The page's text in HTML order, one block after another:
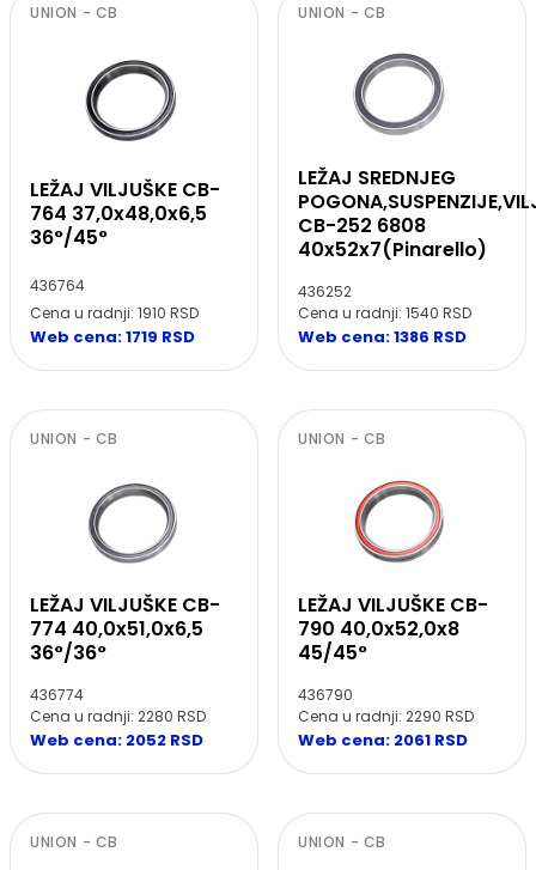
UNION - CB
LEŽAJ VILJUŠKE CB-
764 37,0x48,0x6,5
36°/45°
436764
Cena u radnji: 1910 RSD
Web cena: 1719 RSD
UNION - CB
LEŽAJ SREDNJEG
CB-252 6808
40x52x7(Pinarello)
436252
Cena u radnji: 1540 RSD
Web cena: 1386 RSD
UNION - CB
LEŽAJ VILJUŠKE CB-
774 40,0x51,0x6,5
36°/36°
436774
Cena u radnji: 2280 RSD
Web cena: 2052 RSD
UNION - CB
LEŽAJ VILJUŠKE CB-
790 40,0x52,0x8
45/45°
436790
Cena u radnji: 2290 RSD
Web cena: 2061 RSD
UNION - CB UNION - CB